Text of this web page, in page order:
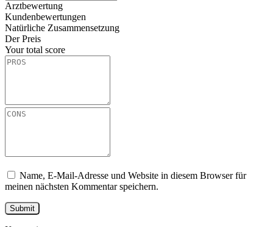
Arztbewertung
Kundenbewertungen
Natürliche Zusammensetzung
Der Preis
Your total score
Name, E-Mail-Adresse und Website in diesem Browser für
meinen nächsten Kommentar speichern.